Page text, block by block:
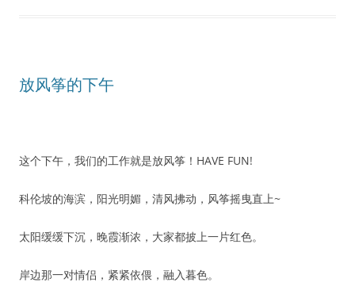
放风筝的下午
这个下午，我们的工作就是放风筝！HAVE FUN!
科伦坡的海滨，阳光明媚，清风拂动，风筝摇曳直上~
太阳缓缓下沉，晚霞渐浓，大家都披上一片红色。
岸边那一对情侣，紧紧依偎，融入暮色。